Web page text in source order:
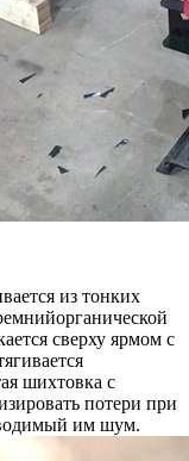
из тонких
сверху ярмом с
шихтовка с
потери при
им шум.